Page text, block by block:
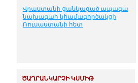
Վրաստանի ցանկացած ապագա
նախագահ կհամագործակցի
Ռուսաստանի հետ
ԾԱՂՐԱՆԿԱՐՉԻ ԿՍՄԻԹ